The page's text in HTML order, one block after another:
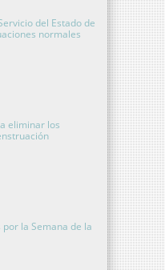
del Estado de
normales
eliminar los
la Semana de la